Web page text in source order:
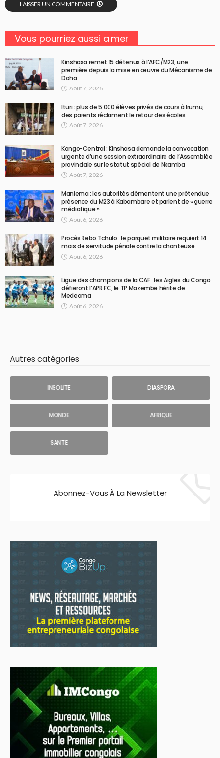
LAISSER UN COMMENTAIRE
Vous pourriez aussi aimer
Kinshasa remet 15 détenus à l’AFC/M23, une
première depuis la mise en œuvre du Mécanisme de
Doha
Août 7, 2026
Ituri : plus de 5 000 élèves privés de cours à Irumu,
des parents réclament le retour des écoles
Août 7, 2026
Kongo-Central : Kinshasa demande la convocation
urgente d’une session extraordinaire de l’Assemblée
provinciale sur le statut spécial de Nkamba
Août 7, 2026
Maniema : les autorités démentent une prétendue
présence du M23 à Kabambare et parlent de « guerre
médiatique »
Août 6, 2026
Procès Rebo Tchulo : le parquet militaire requiert 14
mois de servitude pénale contre la chanteuse
Août 6, 2026
Ligue des champions de la CAF : les Aigles du Congo
défieront l’APR FC, le TP Mazembe hérite de
Medeama
Août 6, 2026
Autres catégories
INSOLITE DIASPORA
MONDE AFRIQUE
SANTE
Abonnez-Vous À La Newsletter